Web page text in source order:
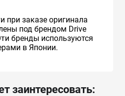
при заказе оригинала
под брендом Drive
бренды используются
в Японии.
заинтересовать: